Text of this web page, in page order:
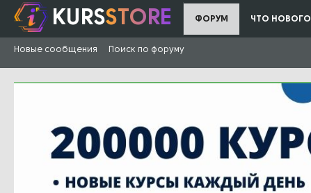
KURSSTORE ФОРУМ ЧТО НОВОГО
Новые сообщения Поиск по форуму